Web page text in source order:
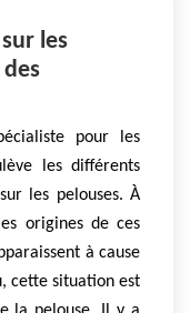
les
pour les
les différents
les pelouses. À
origines de ces
à cause
cette situation est